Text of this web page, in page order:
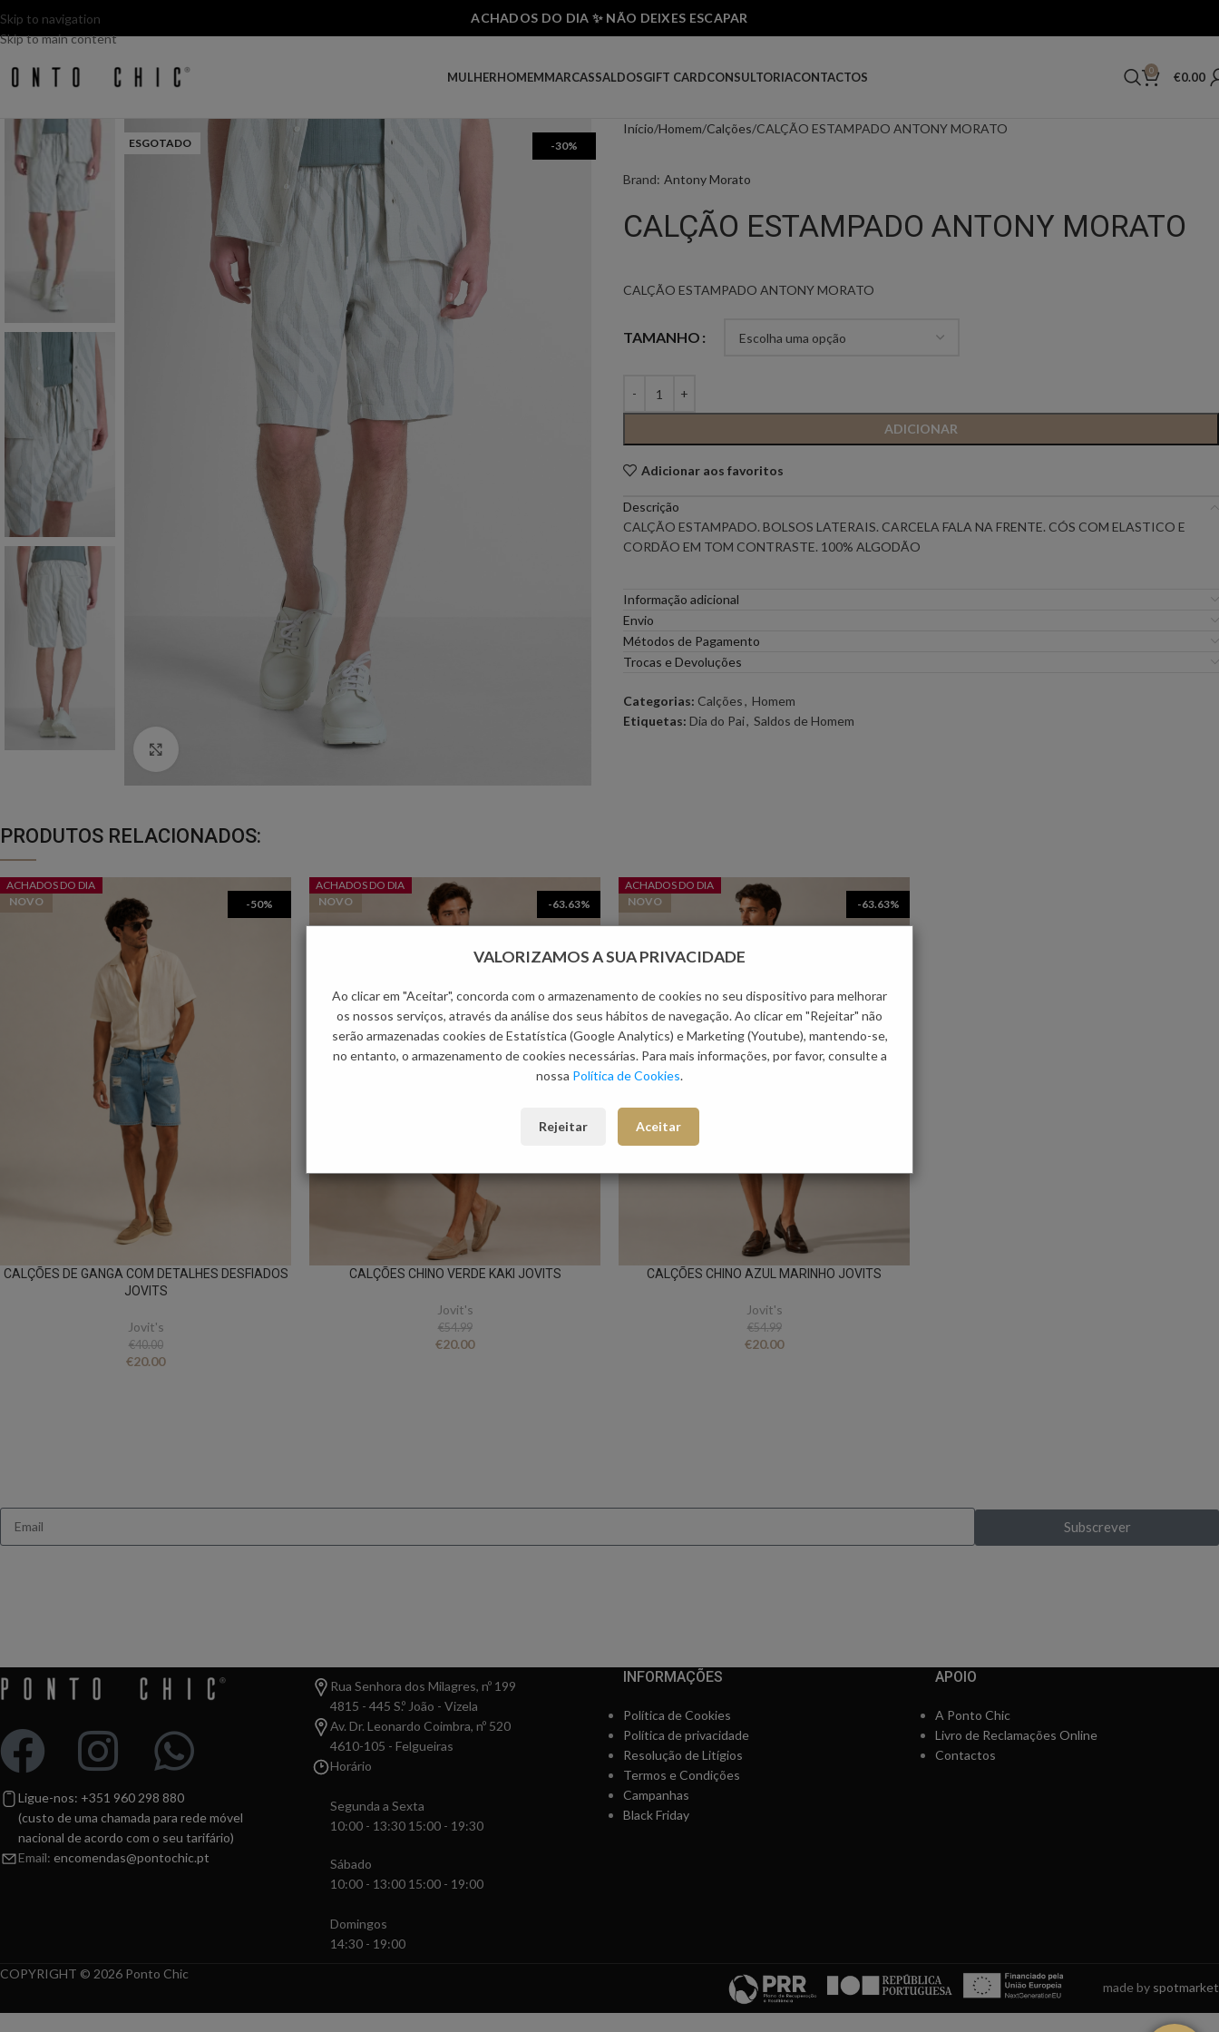
Skip to navigation
Skip to main content
ACHADOS DO DIA ✨ NÃO DEIXES ESCAPAR
MULHERHOMEMMARCAS
PONTO CHIC PREMIUM ANIYE BY
LOCOLUXO
SCOTCH & SODA SIMONA
SALDOSGIFT CARDCONSULTORIACONTACTOS 0 €0.00
ESGOTADO -30%
Início Homem Calções CALÇÃO ESTAMPADO ANTONY MORATO
Brand: Antony Morato
CALÇÃO ESTAMPADO ANTONY MORATO
CALÇÃO ESTAMPADO ANTONY MORATO
TAMANHO
ADICIONAR
Adicionar aos favoritos
Descrição
CALÇÃO ESTAMPADO. BOLSOS LATERAIS. CARCELA FALA NA FRENTE. CÓS COM ELASTICO E
CORDÃO EM TOM CONTRASTE. 100% ALGODÃO
Informação adicional
Envio
Métodos de Pagamento
Trocas e Devoluções
Categorias: Calções, Homem
Etiquetas: Dia do Pai, Saldos de Homem
PRODUTOS RELACIONADOS:
NOVO -50%
ACHADOS DO DIA
CALÇÕES DE GANGA COM DETALHES DESFIADOS
JOVITS
Jovit's
€40.00
€20.00
NOVO -63.63%
ACHADOS DO DIA
CALÇÕES CHINO VERDE KAKI JOVITS
Jovit's
€54.99
€20.00
NOVO -63.63%
ACHADOS DO DIA
CALÇÕES CHINO AZUL MARINHO JOVITS
Jovit's
€54.99
€20.00
Subscrever
Ligue-nos: +351 960 298 880
(custo de uma chamada para rede móvel
nacional de acordo com o seu tarifário)
Email: encomendas@pontochic.pt
Rua Senhora dos Milagres, nº 199
4815 - 445 S.º João - Vizela
Av. Dr. Leonardo Coimbra, nº 520
4610-105 - Felgueiras
Horário
Segunda a Sexta
10:00 - 13:30 15:00 - 19:30
Sábado
10:00 - 13:00 15:00 - 19:00
Domingos
14:30 - 19:00
INFORMAÇÕES
Política de Cookies
Política de privacidade
Resolução de Litígios
Termos e Condições
Campanhas
Black Friday
APOIO
A Ponto Chic
Livro de Reclamações Online
Contactos
COPYRIGHT © 2026 Ponto Chic
made by spotmarket
VALORIZAMOS A SUA PRIVACIDADE
Ao clicar em "Aceitar", concorda com o armazenamento de cookies no seu dispositivo para melhorar
os nossos serviços, através da análise dos seus hábitos de navegação. Ao clicar em "Rejeitar" não
serão armazenadas cookies de Estatística (Google Analytics) e Marketing (Youtube), mantendo-se,
no entanto, o armazenamento de cookies necessárias. Para mais informações, por favor, consulte a
nossa Política de Cookies.
Rejeitar Aceitar